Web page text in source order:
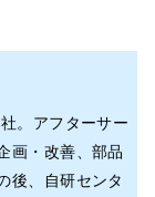
。アフターサー
画・改善、部品
後、自研センタ